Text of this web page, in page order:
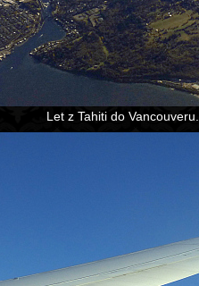
Let z Tahiti do Vancouveru.